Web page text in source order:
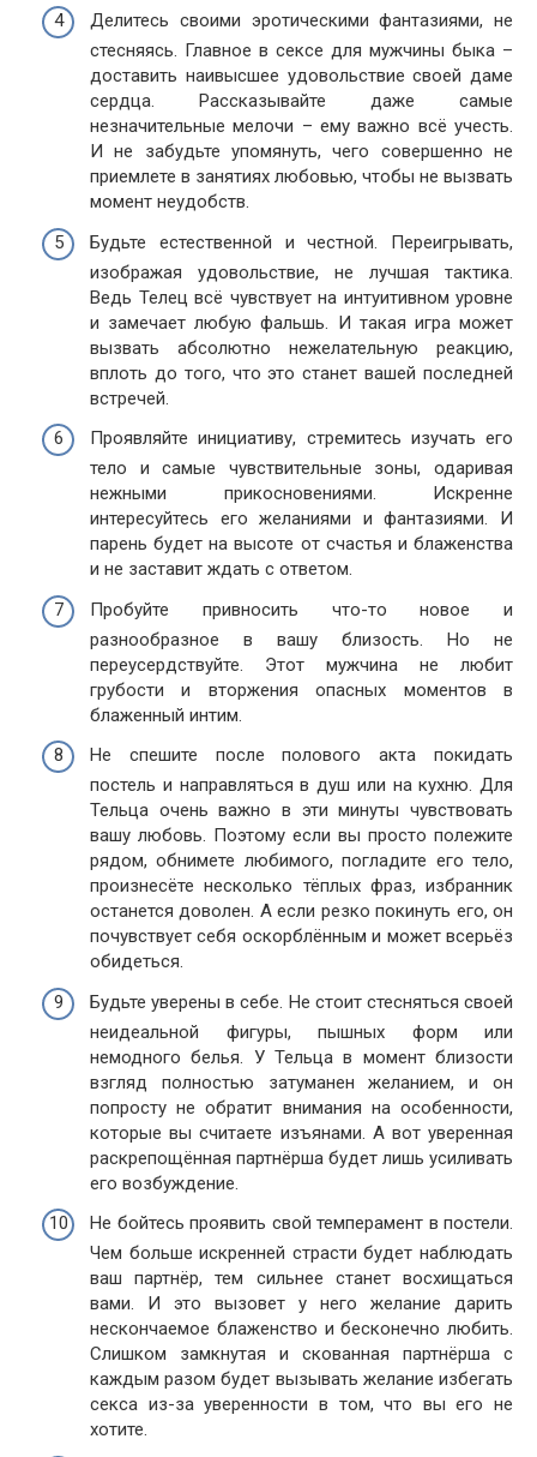
Делитесь своими эротическими фантазиями, не
стесняясь. Главное в сексе для мужчины быка –
доставить наивысшее удовольствие своей даме
сердца. Рассказывайте даже самые
незначительные мелочи – ему важно всё учесть.
И не забудьте упомянуть, чего совершенно не
приемлете в занятиях любовью, чтобы не вызвать
момент неудобств.
Будьте естественной и честной. Переигрывать,
изображая удовольствие, не лучшая тактика.
Ведь Телец всё чувствует на интуитивном уровне
и замечает любую фальшь. И такая игра может
вызвать абсолютно нежелательную реакцию,
вплоть до того, что это станет вашей последней
встречей.
Проявляйте инициативу, стремитесь изучать его
тело и самые чувствительные зоны, одаривая
нежными прикосновениями. Искренне
интересуйтесь его желаниями и фантазиями. И
парень будет на высоте от счастья и блаженства
и не заставит ждать с ответом.
Пробуйте привносить что-то новое и
разнообразное в вашу близость. Но не
переусердствуйте. Этот мужчина не любит
грубости и вторжения опасных моментов в
блаженный интим.
Не спешите после полового акта покидать
постель и направляться в душ или на кухню. Для
Тельца очень важно в эти минуты чувствовать
вашу любовь. Поэтому если вы просто полежите
рядом, обнимете любимого, погладите его тело,
произнесёте несколько тёплых фраз, избранник
останется доволен. А если резко покинуть его, он
почувствует себя оскорблённым и может всерьёз
обидеться.
Будьте уверены в себе. Не стоит стесняться своей
неидеальной фигуры, пышных форм или
немодного белья. У Тельца в момент близости
взгляд полностью затуманен желанием, и он
попросту не обратит внимания на особенности,
которые вы считаете изъянами. А вот уверенная
раскрепощённая партнёрша будет лишь усиливать
его возбуждение.
Не бойтесь проявить свой темперамент в постели.
Чем больше искренней страсти будет наблюдать
ваш партнёр, тем сильнее станет восхищаться
вами. И это вызовет у него желание дарить
нескончаемое блаженство и бесконечно любить.
Слишком замкнутая и скованная партнёрша с
каждым разом будет вызывать желание избегать
секса из-за уверенности в том, что вы его не
хотите.